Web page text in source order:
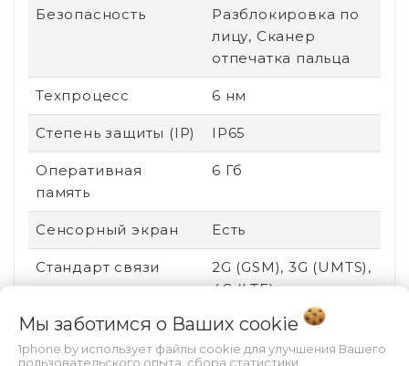
Безопасность
Разблокировка по
лицу, Сканер
отпечатка пальца
Техпроцесс 6 нм
Степень защиты (IP) IP65
Оперативная
память
6 Гб
Сенсорный экран Есть
Стандарт связи
2G (GSM), 3G (UMTS),
4G (LTE)
Поддержка карт
памяти
Нет
Мы заботимся о Ваших cookie
1phone.by использует файлы cookie для улучшения Вашего
пользовательского опыта, сбора статистики